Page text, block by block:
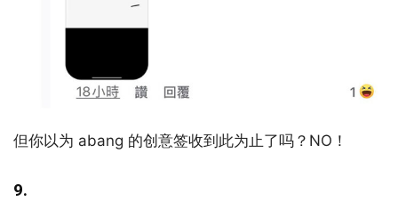
但你以为 abang 的创意签收到此为止了吗？NO！
9.